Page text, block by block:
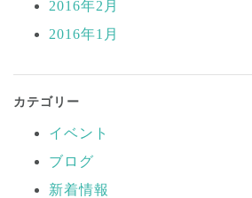
2016年2月
2016年1月
カテゴリー
イベント
ブログ
新着情報